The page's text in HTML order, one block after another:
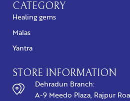
CATEGORY
Healing gems
Malas
Yantra
STORE INFORMATION
Dehradun Branch:
A-9 Meedo Plaza, Rajpur